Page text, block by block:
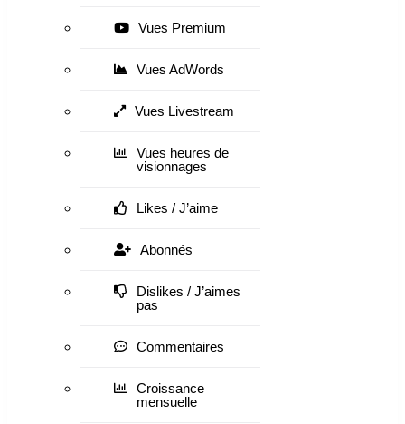
Vues Premium
Vues AdWords
Vues Livestream
Vues heures de
visionnages
Likes / J’aime
Abonnés
Dislikes / J’aimes
pas
Commentaires
Croissance
mensuelle